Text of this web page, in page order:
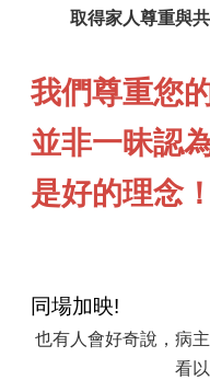
取得家人尊重與
我們尊重您
並非一昧認
是好的理念！
同場加映!
也有人會好奇說，病
看